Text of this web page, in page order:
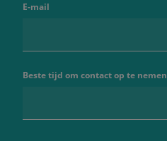
E-mail
Beste tijd om contact op te nemen